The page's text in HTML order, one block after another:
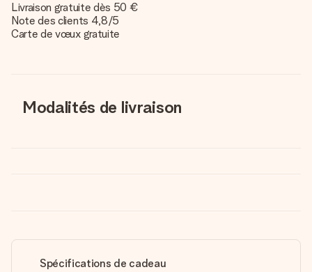
Livraison gratuite dès 50 €
Note des clients 4,8/5
Carte de vœux gratuite
Modalités de livraison
Spécifications de cadeau